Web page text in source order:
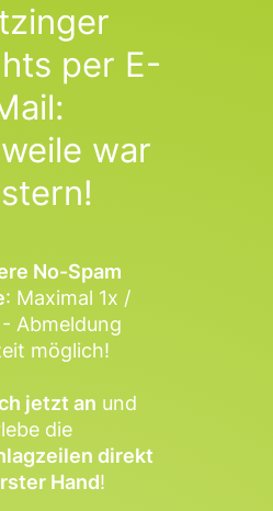
per E-
war
No-Spam
: Maximal 1x /
Abmeldung
möglich!
jetzt an und
die
direkt
Hand!